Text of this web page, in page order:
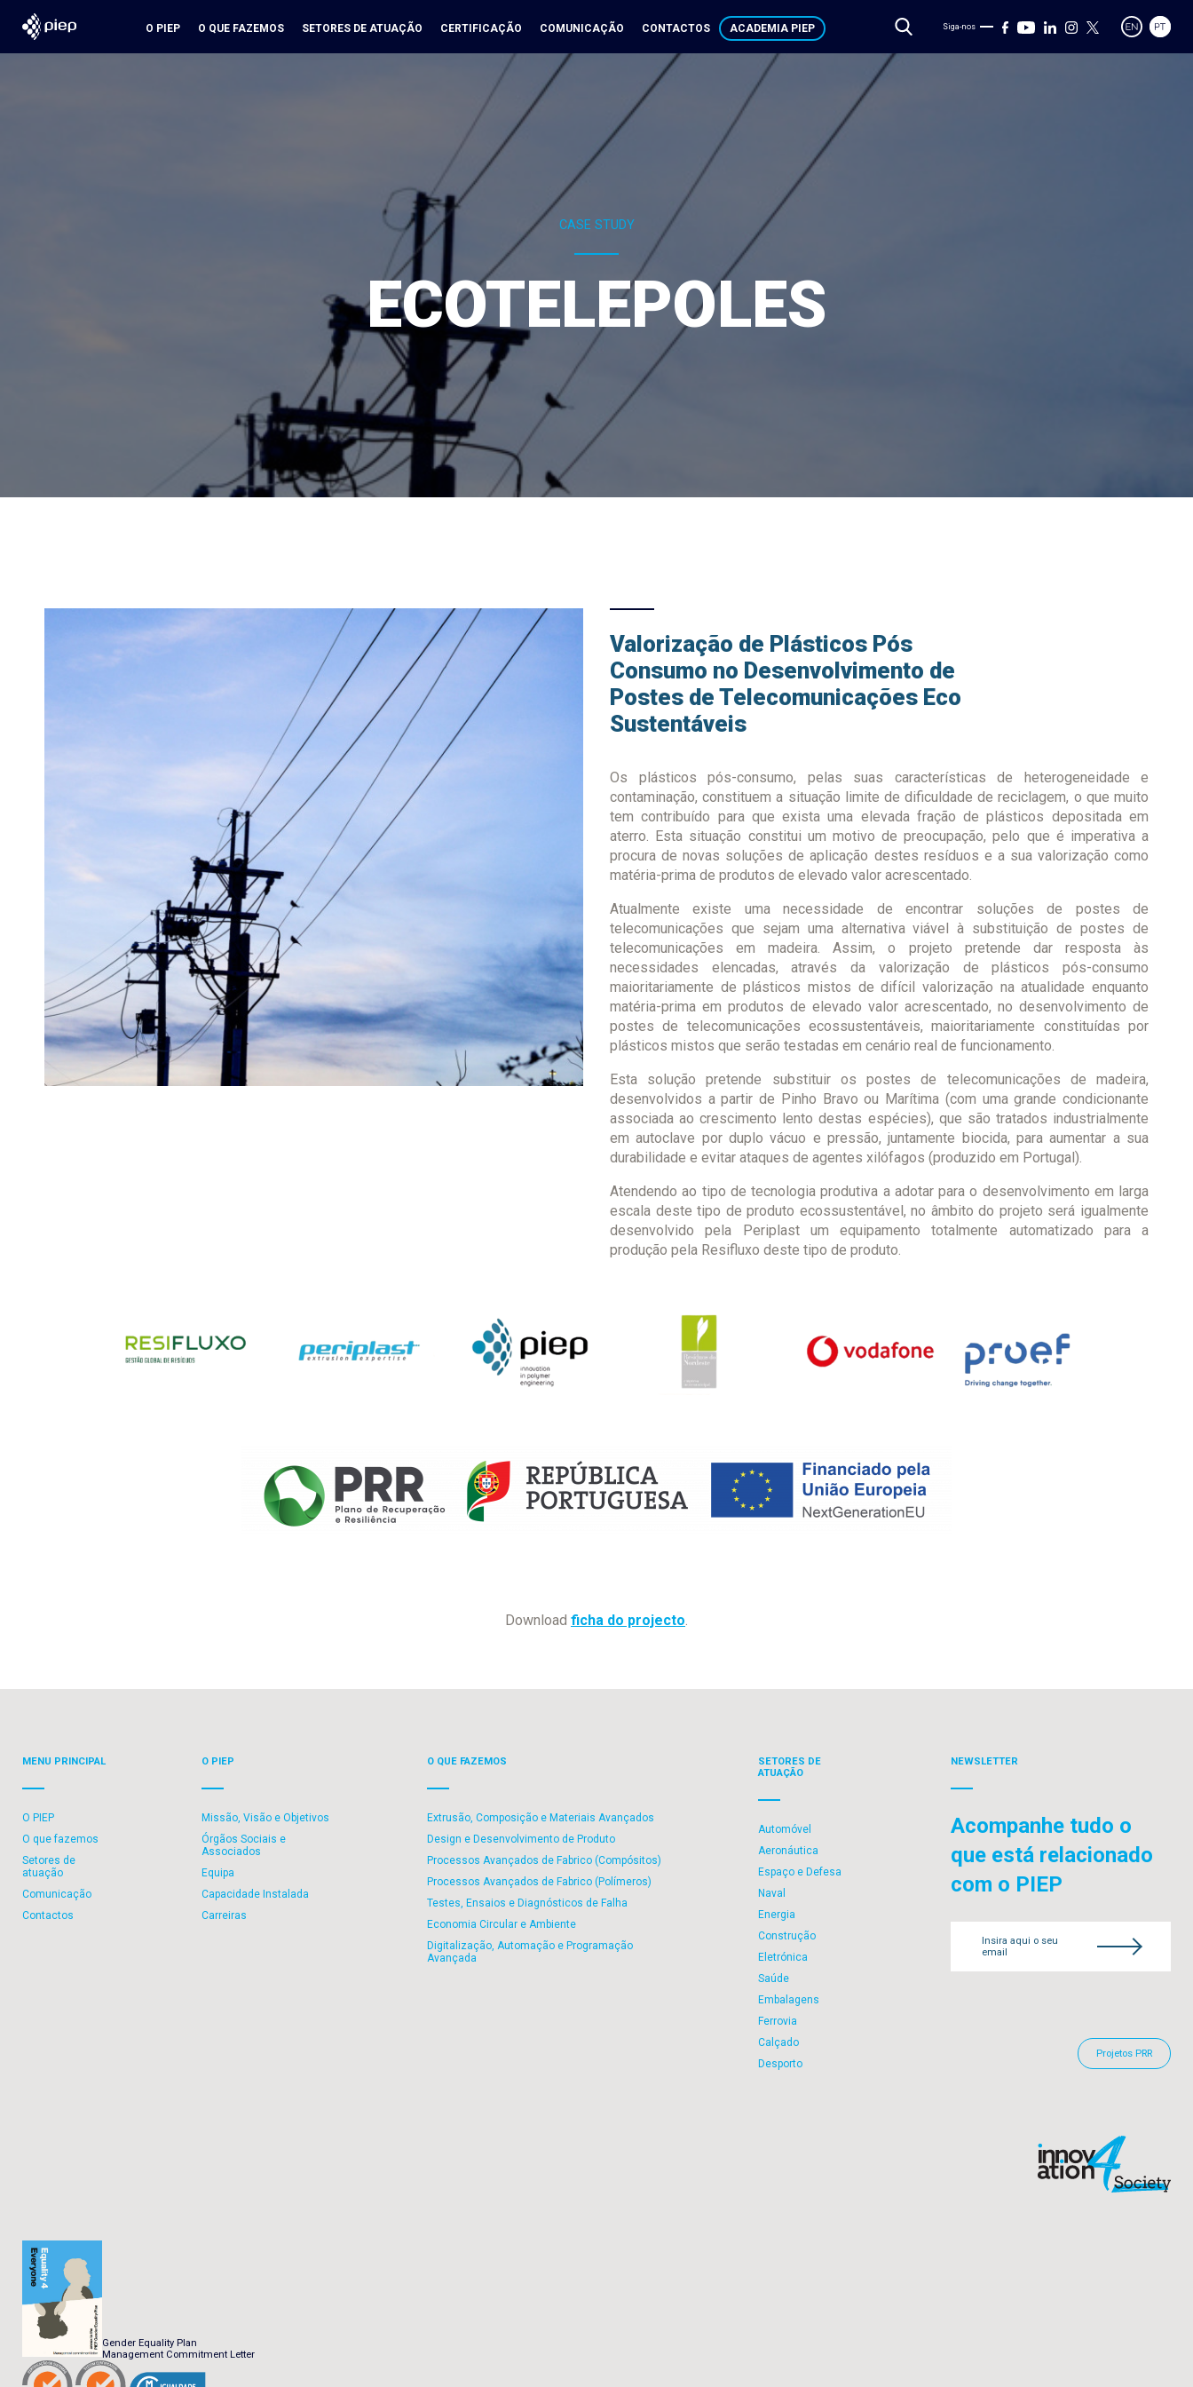
O PIEP O QUE FAZEMOS SETORES DE ATUAÇÃO CERTIFICAÇÃO COMUNICAÇÃO CONTACTOS ACADEMIA PIEP Siga-nos
CASE STUDY
ECOTELEPOLES
Valorização de Plásticos Pós
Consumo no Desenvolvimento de
Postes de Telecomunicações Eco
Sustentáveis
Os plásticos pós-consumo, pelas suas características de heterogeneidade e
contaminação, constituem a situação limite de dificuldade de reciclagem, o que muito
tem contribuído para que exista uma elevada fração de plásticos depositada em
aterro. Esta situação constitui um motivo de preocupação, pelo que é imperativa a
procura de novas soluções de aplicação destes resíduos e a sua valorização como
matéria-prima de produtos de elevado valor acrescentado.
Atualmente existe uma necessidade de encontrar soluções de postes de
telecomunicações que sejam uma alternativa viável à substituição de postes de
telecomunicações em madeira. Assim, o projeto pretende dar resposta às
necessidades elencadas, através da valorização de plásticos pós-consumo
maioritariamente de plásticos mistos de difícil valorização na atualidade enquanto
matéria-prima em produtos de elevado valor acrescentado, no desenvolvimento de
postes de telecomunicações ecossustentáveis, maioritariamente constituídas por
plásticos mistos que serão testadas em cenário real de funcionamento.
Esta solução pretende substituir os postes de telecomunicações de madeira,
desenvolvidos a partir de Pinho Bravo ou Marítima (com uma grande condicionante
associada ao crescimento lento destas espécies), que são tratados industrialmente
em autoclave por duplo vácuo e pressão, juntamente biocida, para aumentar a sua
durabilidade e evitar ataques de agentes xilófagos (produzido em Portugal).
Atendendo ao tipo de tecnologia produtiva a adotar para o desenvolvimento em larga
escala deste tipo de produto ecossustentável, no âmbito do projeto será igualmente
desenvolvido pela Periplast um equipamento totalmente automatizado para a
produção pela Resifluxo deste tipo de produto.
Download ficha do projecto.
MENU PRINCIPAL
O PIEP
O que fazemos
Setores de
atuação
Comunicação
Contactos
O PIEP
Missão, Visão e Objetivos
Órgãos Sociais e
Associados
Equipa
Capacidade Instalada
Carreiras
O QUE FAZEMOS
Extrusão, Composição e Materiais Avançados
Design e Desenvolvimento de Produto
Processos Avançados de Fabrico (Compósitos)
Processos Avançados de Fabrico (Polímeros)
Testes, Ensaios e Diagnósticos de Falha
Economia Circular e Ambiente
Digitalização, Automação e Programação
Avançada
SETORES DE
ATUAÇÃO
Automóvel
Aeronáutica
Espaço e Defesa
Naval
Energia
Construção
Eletrónica
Saúde
Embalagens
Ferrovia
Calçado
Desporto
NEWSLETTER
Acompanhe tudo o
que está relacionado
com o PIEP
Insira aqui o seu
email
Projetos PRR
Gender Equality Plan
Management Commitment Letter